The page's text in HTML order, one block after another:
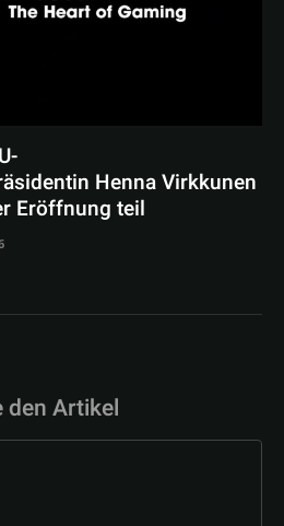
Henna Virkkunen
Eröffnung teil
den Artikel